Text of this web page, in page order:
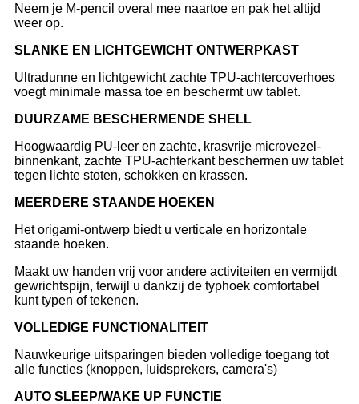
Neem je M-pencil overal mee naartoe en pak het altijd
weer op.
SLANKE EN LICHTGEWICHT ONTWERPKAST
Ultradunne en lichtgewicht zachte TPU-achtercoverhoes
voegt minimale massa toe en beschermt uw tablet.
DUURZAME BESCHERMENDE SHELL
Hoogwaardig PU-leer en zachte, krasvrije microvezel-
binnenkant, zachte TPU-achterkant beschermen uw tablet
tegen lichte stoten, schokken en krassen.
MEERDERE STAANDE HOEKEN
Het origami-ontwerp biedt u verticale en horizontale
staande hoeken.
Maakt uw handen vrij voor andere activiteiten en vermijdt
gewrichtspijn, terwijl u dankzij de typhoek comfortabel
kunt typen of tekenen.
VOLLEDIGE FUNCTIONALITEIT
Nauwkeurige uitsparingen bieden volledige toegang tot
alle functies (knoppen, luidsprekers, camera's)
AUTO SLEEP/WAKE UP FUNCTIE